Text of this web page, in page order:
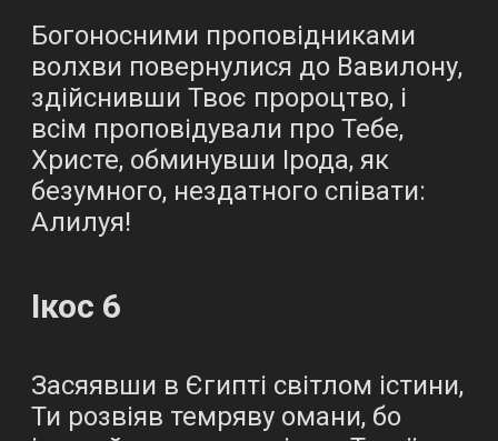
Богоносними проповідниками
волхви повернулися до Вавилону,
здійснивши Твоє пророцтво, і
всім проповідували про Тебе,
Христе, обминувши Ірода, як
безумного, нездатного співати:
Алилуя!
Ікос 6
Засяявши в Єгипті світлом істини,
Ти розвіяв темряву омани, бо